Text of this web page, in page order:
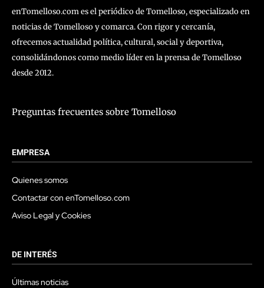
enTomelloso.com es el periódico de Tomelloso, especializado en
noticias de Tomelloso y comarca. Con rigor y cercanía,
ofrecemos actualidad política, cultural, social y deportiva,
consolidándonos como medio líder en la prensa de Tomelloso
desde 2012.
Preguntas frecuentes sobre Tomelloso
EMPRESA
Quienes somos
Contactar con enTomelloso.com
Aviso Legal y Cookies
DE INTERÉS
Últimas noticias